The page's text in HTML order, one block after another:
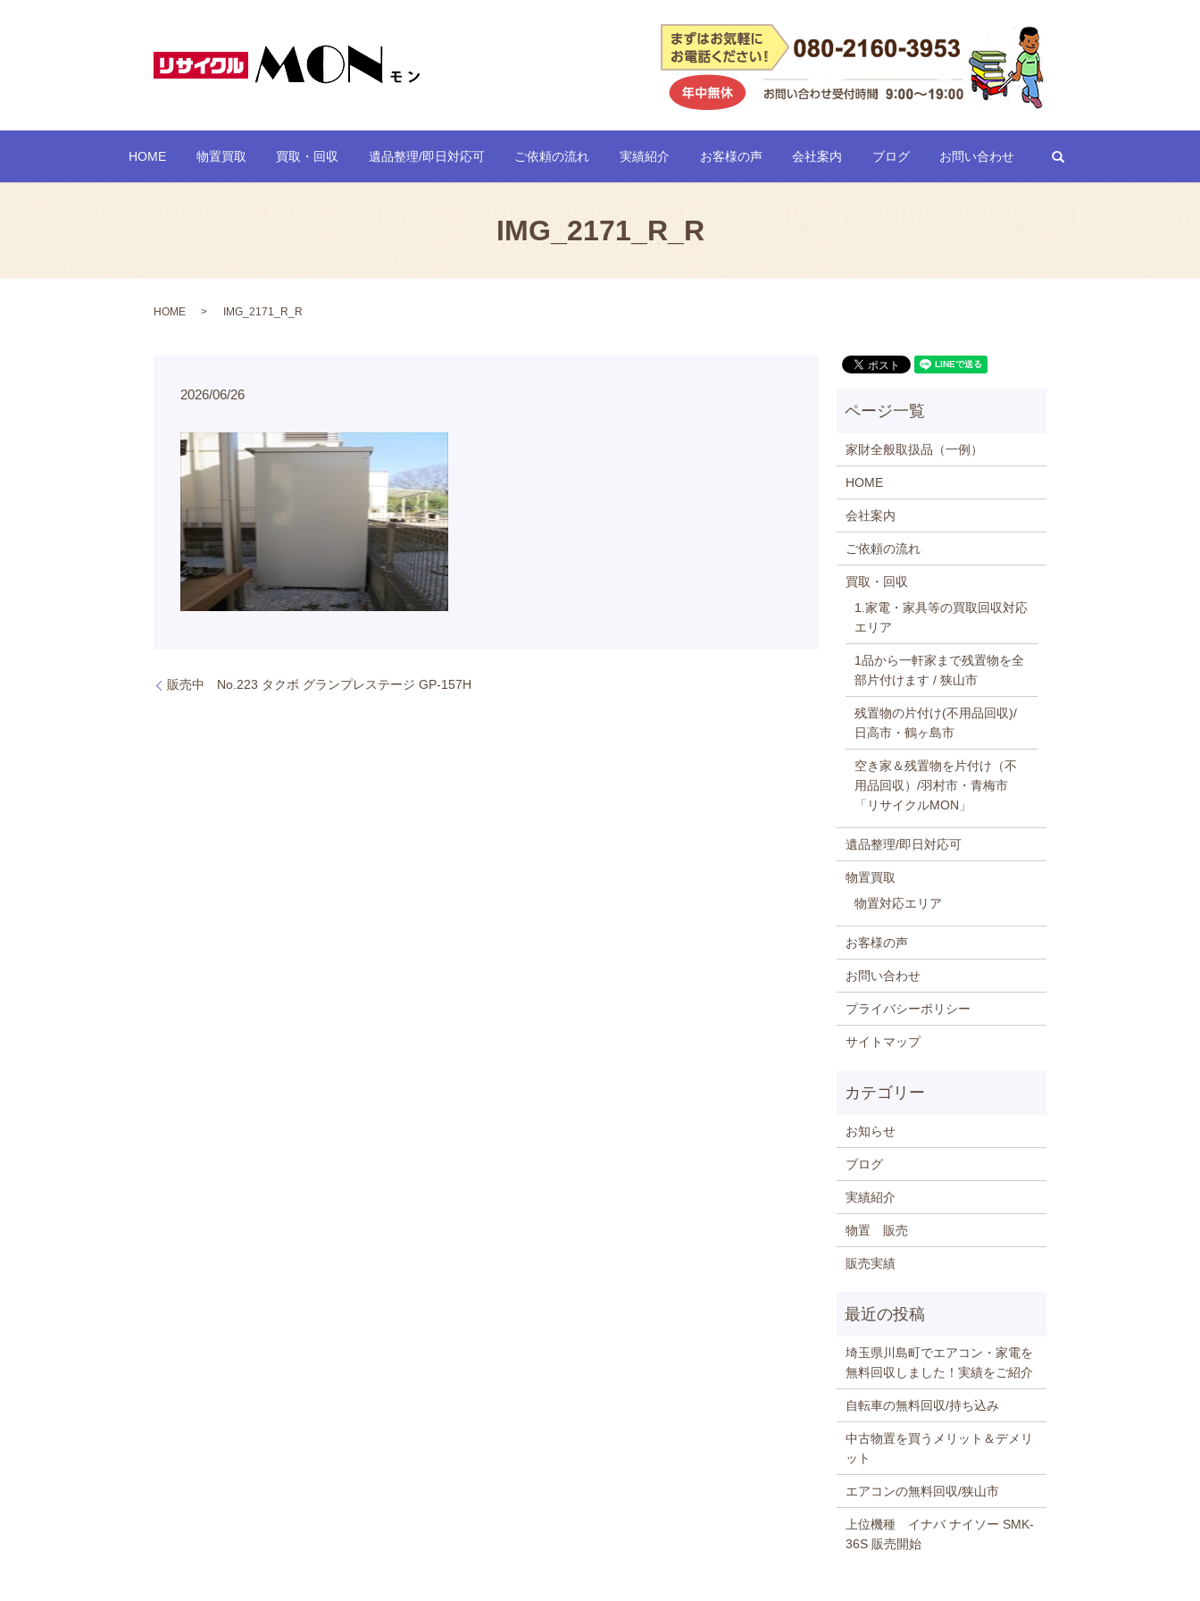
HOME 物置買取 買取・回収 遺品整理/即日対応可 ご依頼の流れ 実績紹介 お客様の声 会社案内 ブログ お問い合わせ
IMG_2171_R_R
HOME IMG_2171_R_R
2026/06/26
販売中 No.223 タクボ グランプレステージ GP-157H
家財全般取扱品（一例）
HOME
会社案内
ご依頼の流れ
買取・回収
1.家電・家具等の買取回収対応
エリア
1品から一軒家まで残置物を全
部片付けます / 狭山市
残置物の片付け(不用品回収)/
日高市・鶴ヶ島市
空き家＆残置物を片付け（不
用品回収）/羽村市・青梅市
「リサイクルMON」
遺品整理/即日対応可
物置買取
物置対応エリア
お客様の声
お問い合わせ
プライバシーポリシー
サイトマップ
お知らせ
ブログ
実績紹介
物置 販売
販売実績
埼玉県川島町でエアコン・家電を
無料回収しました！実績をご紹介
自転車の無料回収/持ち込み
中古物置を買うメリット＆デメリ
ット
エアコンの無料回収/狭山市
上位機種 イナバ ナイソー SMK-
36S 販売開始